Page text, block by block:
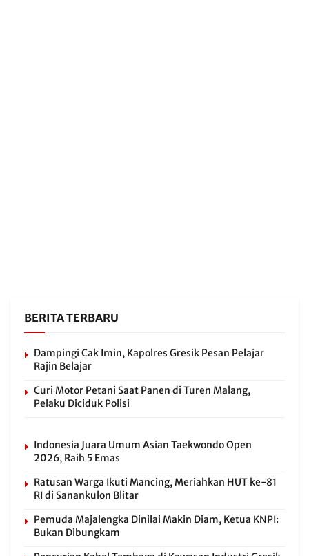
BERITA TERBARU
Dampingi Cak Imin, Kapolres Gresik Pesan Pelajar
Rajin Belajar
Curi Motor Petani Saat Panen di Turen Malang,
Pelaku Diciduk Polisi
Indonesia Juara Umum Asian Taekwondo Open
2026, Raih 5 Emas
Ratusan Warga Ikuti Mancing, Meriahkan HUT ke-81
RI di Sanankulon Blitar
Pemuda Majalengka Dinilai Makin Diam, Ketua KNPI:
Bukan Dibungkam